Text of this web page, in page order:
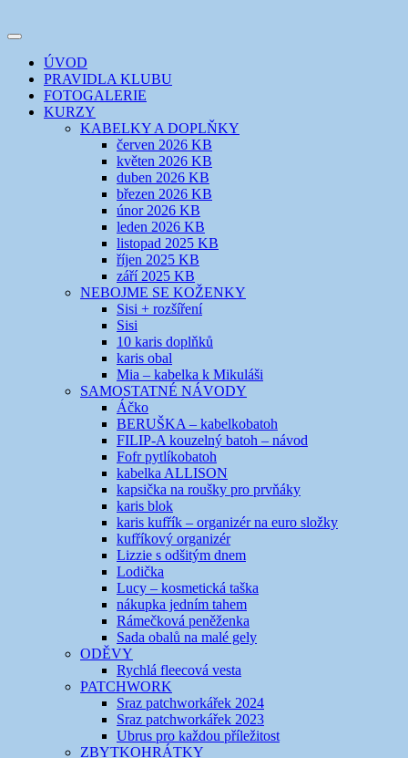
k
webuEVIKLUB
šicí klub
Toggle
navigation
ÚVOD
PRAVIDLA KLUBU
FOTOGALERIE
KURZY
KABELKY A DOPLŇKY
červen 2026 KB
květen 2026 KB
duben 2026 KB
březen 2026 KB
únor 2026 KB
leden 2026 KB
listopad 2025 KB
říjen 2025 KB
září 2025 KB
NEBOJME SE KOŽENKY
Sisi + rozšíření
Sisi
10 karis doplňků
karis obal
Mia – kabelka k Mikuláši
SAMOSTATNÉ NÁVODY
Áčko
BERUŠKA – kabelkobatoh
FILIP-A kouzelný batoh – návod
Fofr pytlíkobatoh
kabelka ALLISON
kapsička na roušky pro prvňáky
karis blok
karis kufřík – organizér na euro složky
kufříkový organizér
Lizzie s odšitým dnem
Lodička
Lucy – kosmetická taška
nákupka jedním tahem
Rámečková peněženka
Sada obalů na malé gely
ODĚVY
Rychlá fleecová vesta
PATCHWORK
Sraz patchworkářek 2024
Sraz patchworkářek 2023
Ubrus pro každou příležitost
ZBYTKOHRÁTKY